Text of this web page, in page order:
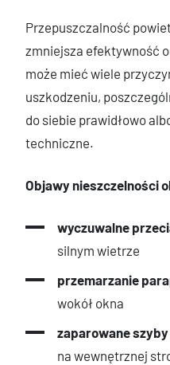
Przepuszczalność
zmniejsza efektywność
może mieć wiele
uszkodzeniu,
do siebie prawidłowo
techniczne.
Objawy nieszczelności
wyczuwalne
silnym wietrze
przemarzanie
wokół okna
zaparowane szyby
na wewnętrznej